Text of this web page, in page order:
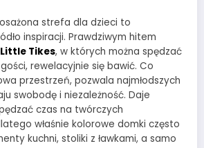
strefa dla dzieci to
inspiracji. Prawdziwym hitem
Little Tikes, w których można spędzać
rewelacyjnie się bawić. Co
przestrzeń, pozwala najmłodszych
swobodę i niezależność. Daje
czas na twórczych
właśnie kolorowe domki często
kuchni, stoliki z ławkami, a samo